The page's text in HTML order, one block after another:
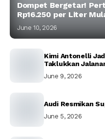
Dompet Bergetar!
Rp16.250 per Liter
June 10, 2026
Kimi Antonelli
Taklukkan
June 9, 2026
Audi Resmikan
June 5, 2026